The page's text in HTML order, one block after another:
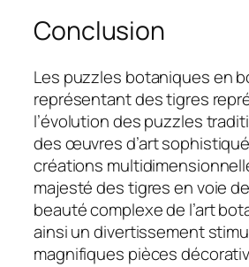
Conclusion
Les puzzles botaniques en
représentant des tigres
l’évolution des puzzles
des œuvres d’art
créations
majesté des tigres en voie
beauté complexe de l’art
ainsi un divertissement
magnifiques pièces